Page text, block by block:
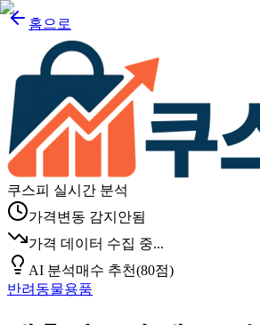
홈으로
쿠스피 실시간 분석
가격변동 감지안됨
가격 데이터 수집 중...
AI 분석매수 추천(80점)
반려동물용품